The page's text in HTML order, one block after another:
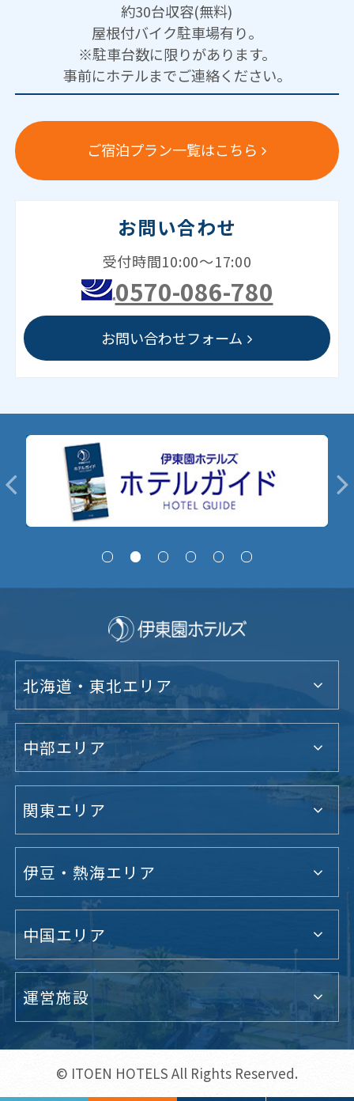
約30台収容(無料)
屋根付バイク駐車場有り。
※駐車台数に限りがあります。
事前にホテルまでご連絡ください。
ご宿泊プラン一覧はこちら
お問い合わせ
受付時間10:00～17:00
0570-086-780
お問い合わせフォーム
北海道・東北エリア
中部エリア
関東エリア
伊豆・熱海エリア
中国エリア
運営施設
© ITOEN HOTELS All Rights Reserved.